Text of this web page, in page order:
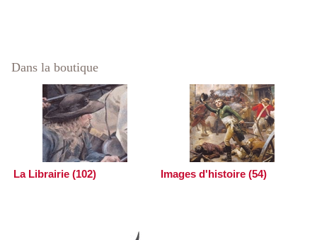
Dans la boutique
La Librairie (102) Images d'histoire (54)